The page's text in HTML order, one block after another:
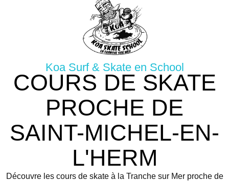
Koa Surf & Skate en School
COURS DE SKATE
PROCHE DE
SAINT-MICHEL-EN-
L'HERM
Découvre les cours de skate à la Tranche sur Mer proche de